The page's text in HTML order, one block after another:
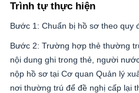
Trình tự thực hiện
Bước 1: Chuẩn bị hồ sơ theo quy
Bước 2: Trường hợp thẻ thường
nội dung ghi trong thẻ, người
nộp hồ sơ tại Cơ quan Quản lý
nơi thường trú để đề nghị cấp lại